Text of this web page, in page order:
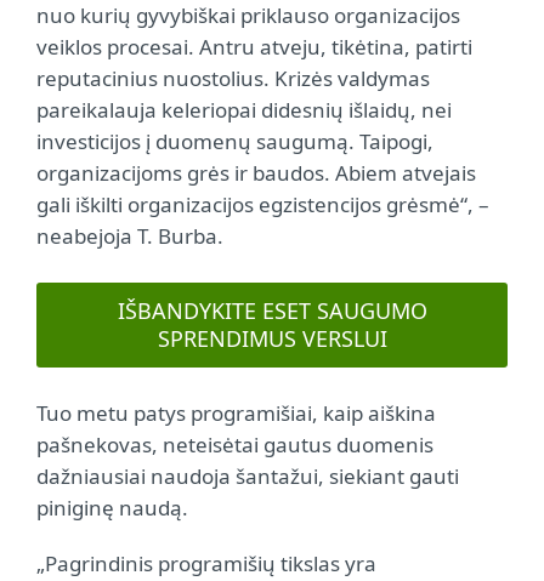
nuo kurių gyvybiškai priklauso organizacijos
veiklos procesai. Antru atveju, tikėtina, patirti
reputacinius nuostolius. Krizės valdymas
pareikalauja keleriopai didesnių išlaidų, nei
investicijos į duomenų saugumą. Taipogi,
organizacijoms grės ir baudos. Abiem atvejais
gali iškilti organizacijos egzistencijos grėsmė“, –
neabejoja T. Burba.
IŠBANDYKITE ESET SAUGUMO
SPRENDIMUS VERSLUI
Tuo metu patys programišiai, kaip aiškina
pašnekovas, neteisėtai gautus duomenis
dažniausiai naudoja šantažui, siekiant gauti
piniginę naudą.
„Pagrindinis programišių tikslas yra